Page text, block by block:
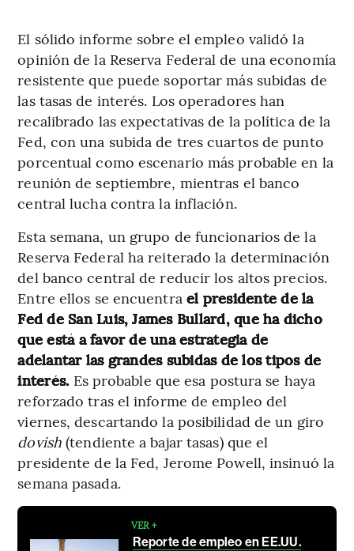
El sólido informe sobre el empleo validó la
opinión de la Reserva Federal de una economía
resistente que puede soportar más subidas de
las tasas de interés. Los operadores han
recalibrado las expectativas de la política de la
Fed, con una subida de tres cuartos de punto
porcentual como escenario más probable en la
reunión de septiembre, mientras el banco
central lucha contra la inflación.
Esta semana, un grupo de funcionarios de la
Reserva Federal ha reiterado la determinación
del banco central de reducir los altos precios.
Entre ellos se encuentra el presidente de la
Fed de San Luis, James Bullard, que ha dicho
que está a favor de una estrategia de
adelantar las grandes subidas de los tipos de
interés. Es probable que esa postura se haya
reforzado tras el informe de empleo del
viernes, descartando la posibilidad de un giro
dovish (tendiente a bajar tasas) que el
presidente de la Fed, Jerome Powell, insinuó la
semana pasada.
VER +
Reporte de empleo en EE.UU.